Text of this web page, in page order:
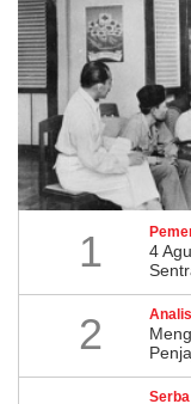
1
4
2